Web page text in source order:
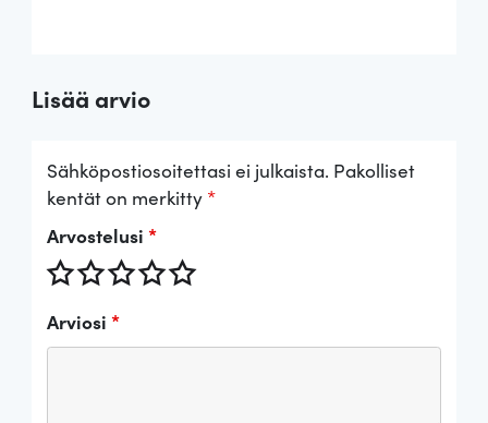
Lisää arvio
Sähköpostiosoitettasi ei julkaista. Pakolliset
kentät on merkitty *
Arvostelusi *
Arviosi *